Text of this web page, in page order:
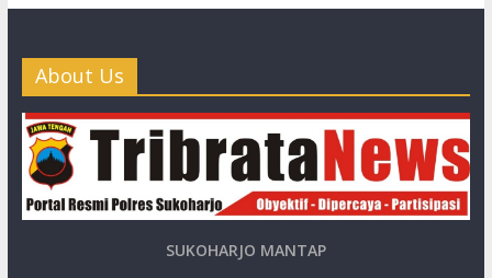
About Us
SUKOHARJO MANTAP